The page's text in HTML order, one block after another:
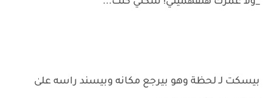
بيسكت لـ لحظة وهو بيرجع مكانه وبيسند راسه علىٰ